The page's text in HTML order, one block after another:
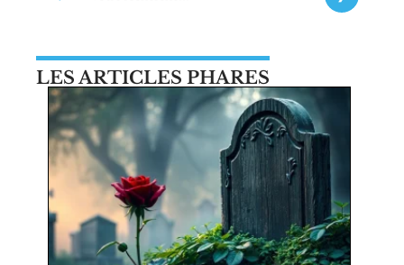
LES ARTICLES PHARES